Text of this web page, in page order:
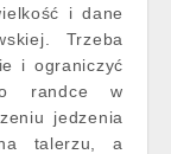
i dane
Trzeba
i ograniczyć
randce w
jedzenia
talerzu, a